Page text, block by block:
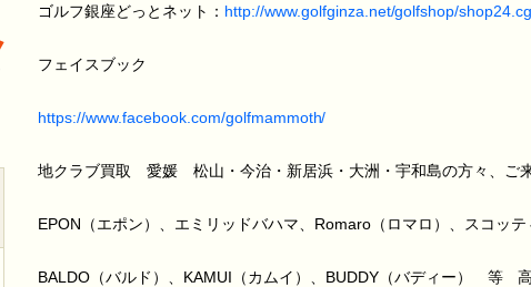
ゴルフ銀座どっとネット： http://www.golfginza.net/golfshop/
フェイスブック
https://www.facebook.com/golfmammoth/
地クラブ買取 愛媛 松山・今治・新居浜・大洲・宇和島の方々、ご来
EPON（エポン）、エミリッドバハマ、Romaro（ロマロ）、スコッ
BALDO（バルド）、KAMUI（カムイ）、BUDDY（バディー） 等 高